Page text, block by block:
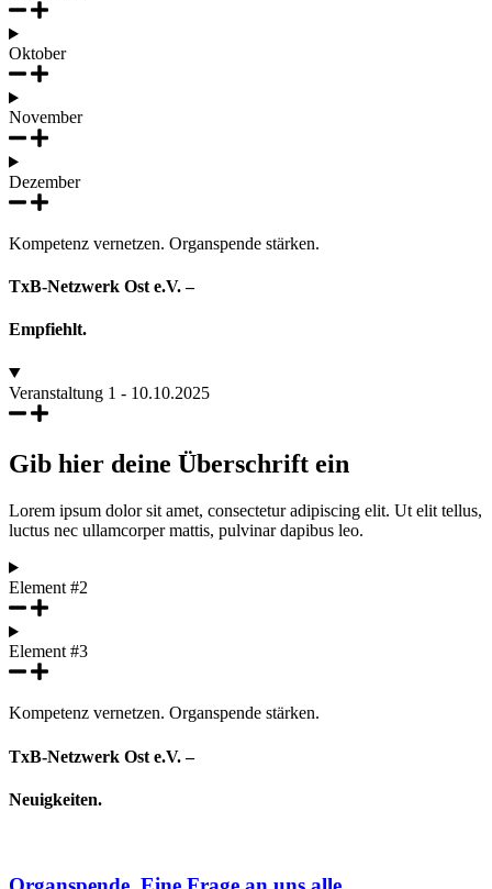
Oktober
November
Dezember
Kompetenz vernetzen. Organspende stärken.
TxB-Netzwerk Ost e.V. –
Empfiehlt.
Veranstaltung 1 - 10.10.2025
Gib hier deine Überschrift ein
Lorem ipsum dolor sit amet, consectetur adipiscing elit. Ut elit tellus,
luctus nec ullamcorper mattis, pulvinar dapibus leo.
Element #2
Element #3
Kompetenz vernetzen. Organspende stärken.
TxB-Netzwerk Ost e.V. –
Neuigkeiten.